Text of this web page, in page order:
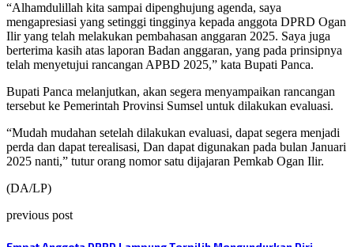
“Alhamdulillah kita sampai dipenghujung agenda, saya
mengapresiasi yang setinggi tingginya kepada anggota DPRD Ogan
Ilir yang telah melakukan pembahasan anggaran 2025. Saya juga
berterima kasih atas laporan Badan anggaran, yang pada prinsipnya
telah menyetujui rancangan APBD 2025,” kata Bupati Panca.
Bupati Panca melanjutkan, akan segera menyampaikan rancangan
tersebut ke Pemerintah Provinsi Sumsel untuk dilakukan evaluasi.
“Mudah mudahan setelah dilakukan evaluasi, dapat segera menjadi
perda dan dapat terealisasi, Dan dapat digunakan pada bulan Januari
2025 nanti,” tutur orang nomor satu dijajaran Pemkab Ogan Ilir.
(DA/LP)
previous post